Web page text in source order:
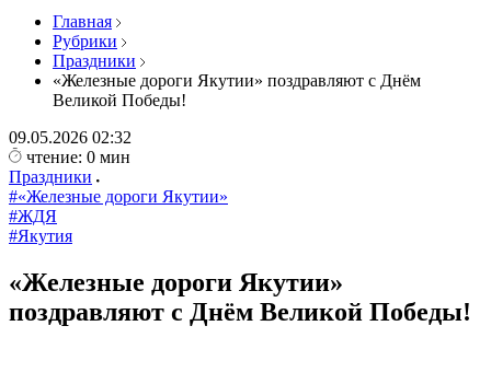
Главная
Рубрики
Праздники
«Железные дороги Якутии» поздравляют с Днём
Великой Победы!
09.05.2026 02:32
чтение: 0 мин
Праздники
#«Железные дороги Якутии»
#ЖДЯ
#Якутия
«Железные дороги Якутии»
поздравляют с Днём Великой Победы!